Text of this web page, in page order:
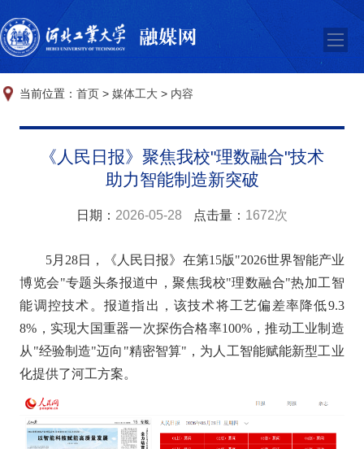
当前位置：首页 >媒体工大 > 内容
《人民日报》聚焦我校"理数融合"技术
助力智能制造新突破
日期： 2026-05-28 点击量： 1672次
5月28日，《人民日报》在第15版"2026世界智能产业
博览会"专题头条报道中，聚焦我校"理数融合"热加工智
能调控技术。报道指出，该技术将工艺偏差率降低9.3
8%，实现大国重器一次探伤合格率100%，推动工业制造
从"经验制造"迈向"精密智算"，为人工智能赋能新型工业
化提供了河工方案。